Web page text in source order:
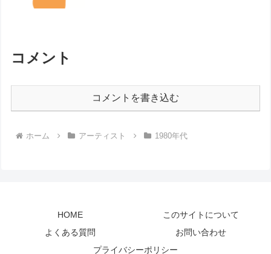
コメント
コメントを書き込む
ホーム アーティスト 1980年代
HOME
このサイトについて
よくある質問
お問い合わせ
プライバシーポリシー